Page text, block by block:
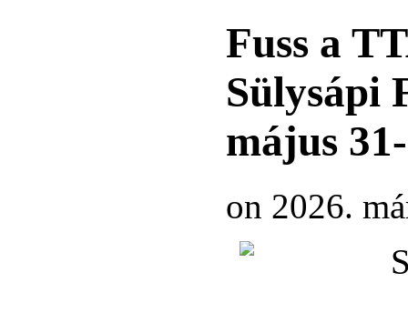
Fuss a
Sülysápi
május
on 2026.